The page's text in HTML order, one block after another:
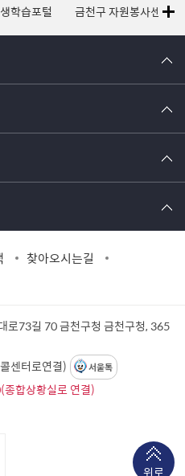
학습포털 금천구 자원봉사센터
찾아오시는길
위로
로73길 70 금천구청금천구청, 365
센터로연결)
서울톡
합상황실로 연결)